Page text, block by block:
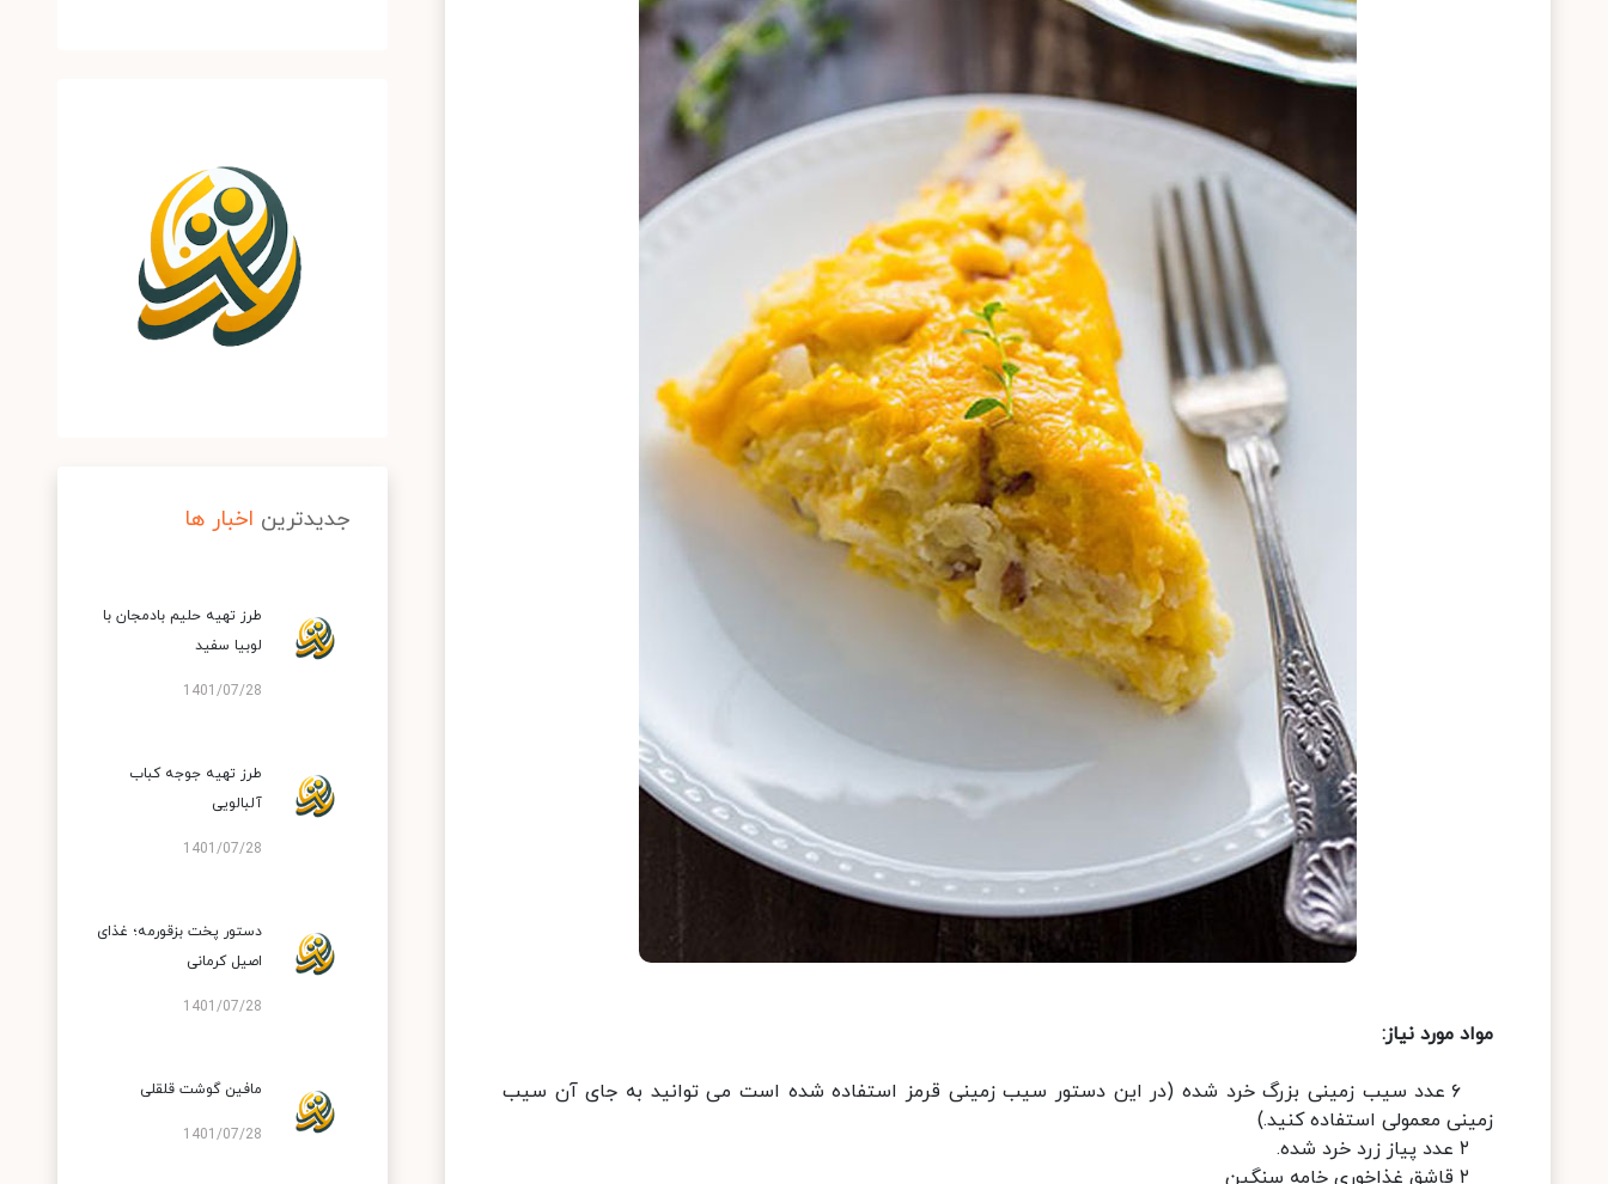
مواد مورد نیاز:
۶ عدد سیب زمینی بزرگ خرد شده (در این دستور سیب زمینی قرمز استفاده شده است می توانید به جای آن سیب
زمینی معمولی استفاده کنید.)
جدیدترین اخبار ها
طرز تهیه حلیم بادمجان با
لوبیا سفید
1401/07/28
طرز تهیه جوجه کباب
آلبالویی
1401/07/28
دستور پخت بزقورمه؛ غذای
اصیل کرمانی
1401/07/28
مافین گوشت قلقلی
1401/07/28